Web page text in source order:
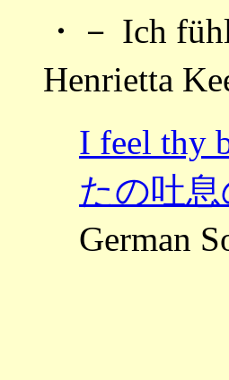
・－ Ich
Henrietta
I feel thy
たの吐
German